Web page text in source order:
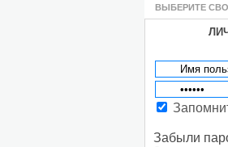
ВЫБЕРИТЕ
Забыли